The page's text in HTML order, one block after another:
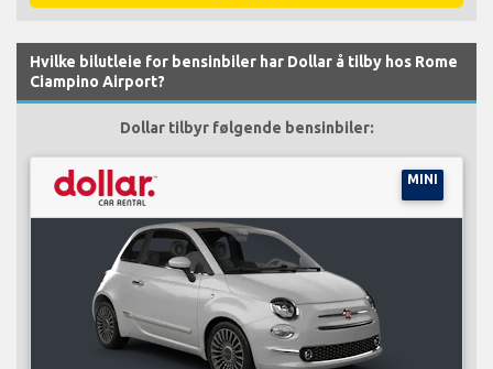
Hvilke bilutleie for bensinbiler har Dollar å tilby hos Rome
Ciampino Airport?
Dollar tilbyr følgende bensinbiler:
MINI